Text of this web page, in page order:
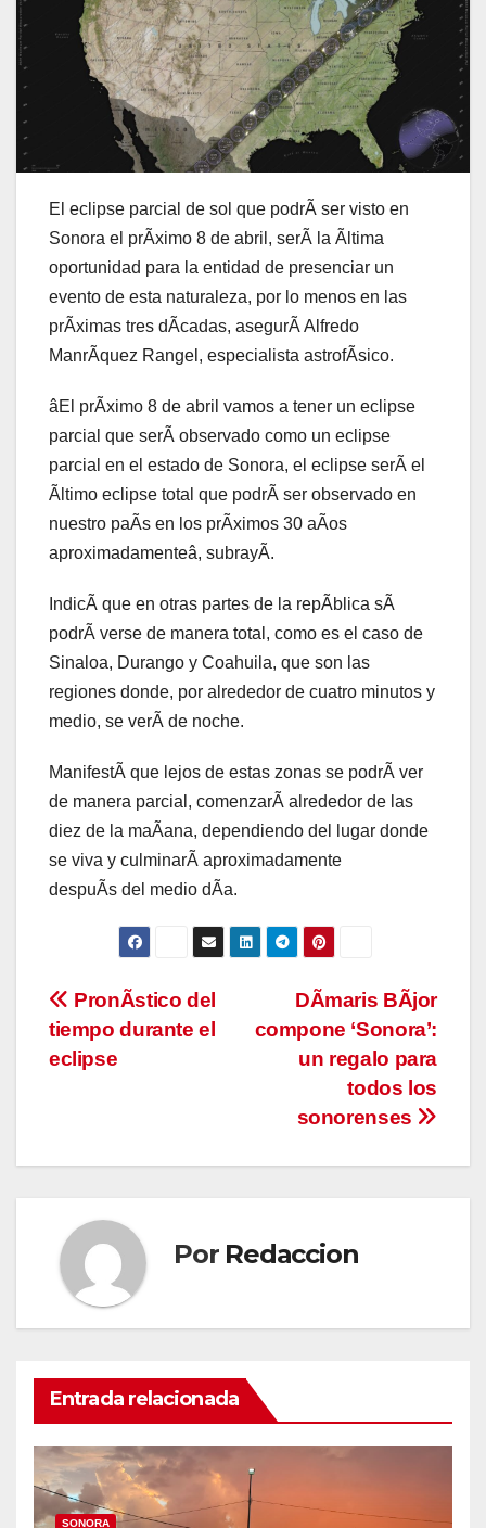
El eclipse parcial de sol que podrÃ ser visto en
Sonora el prÃximo 8 de abril, serÃ la Ãltima
oportunidad para la entidad de presenciar un
evento de esta naturaleza, por lo menos en las
prÃximas tres dÃcadas, asegurÃ Alfredo
ManrÃquez Rangel, especialista astrofÃsico.
âEl prÃximo 8 de abril vamos a tener un eclipse
parcial que serÃ observado como un eclipse
parcial en el estado de Sonora, el eclipse serÃ el
Ãltimo eclipse total que podrÃ ser observado en
nuestro paÃs en los prÃximos 30 aÃos
aproximadamenteâ, subrayÃ.
IndicÃ que en otras partes de la repÃblica sÃ
podrÃ verse de manera total, como es el caso de
Sinaloa, Durango y Coahuila, que son las
regiones donde, por alrededor de cuatro minutos y
medio, se verÃ de noche.
ManifestÃ que lejos de estas zonas se podrÃ ver
de manera parcial, comenzarÃ alrededor de las
diez de la maÃana, dependiendo del lugar donde
se viva y culminarÃ aproximadamente
despuÃs del medio dÃa.
Navegación
de
DÃmaris BÃjor
compone ‘Sonora’:
un regalo para
todos los
sonorenses
PronÃstico del
tiempo durante el
eclipse
Por Redaccion
Entrada relacionada
SONORA